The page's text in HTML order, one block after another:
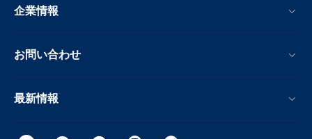
企業情報
お問い合わせ
最新情報